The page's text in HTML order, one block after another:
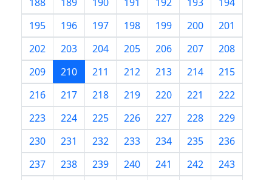
195
196 197 198 199 200
201
202
203 204 205 206 207
208
209
210 211 212 213 214
215
216
217 218 219 220 221
222
223
224 225 226 227 228
229
230
231 232 233 234 235
236
237
238 239 240 241 242
243